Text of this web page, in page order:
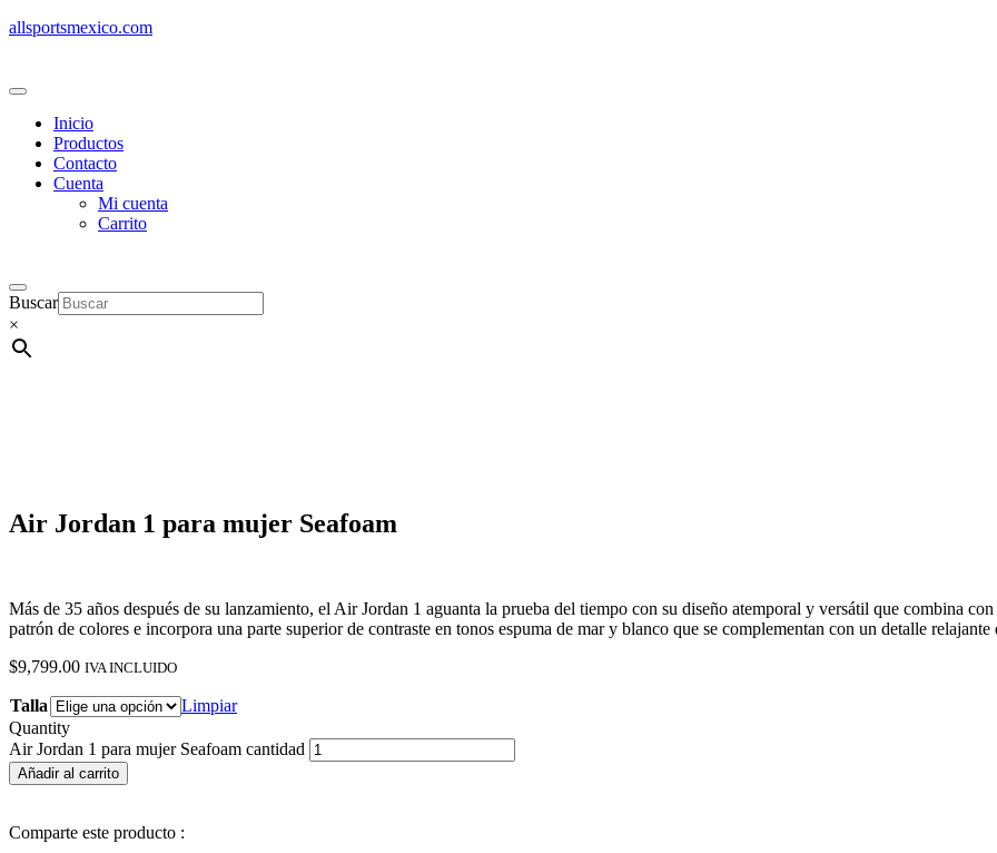
allsportsmexico.com
Inicio
Productos
Contacto
Cuenta
Mi cuenta
Carrito
Buscar
×
Air Jordan 1 para mujer Seafoam
Más de 35 años después de su lanzamiento, el Air Jordan 1 aguanta la prueba del tiempo con su diseño atemporal y versátil que combina
patrón de colores e incorpora una parte superior de contraste en tonos espuma de mar y blanco que se complementan con un detalle relajante
$9,799.00 IVA INCLUIDO
Talla
Limpiar
Quantity
Air Jordan 1 para mujer Seafoam cantidad
Añadir al carrito
Comparte este producto :